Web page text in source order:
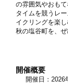
の雰囲気やおも
タイムを競うレ
イクリングを楽
秋の塩谷町を、
開催概要
開催日：2026